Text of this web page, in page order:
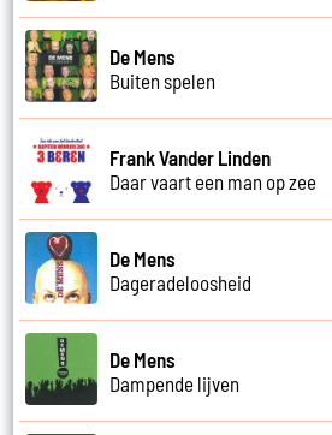
De Mens
Buiten spelen
Frank Vander Linden
Daar vaart een man op zee
De Mens
Dageradeloosheid
De Mens
Dampende lijven